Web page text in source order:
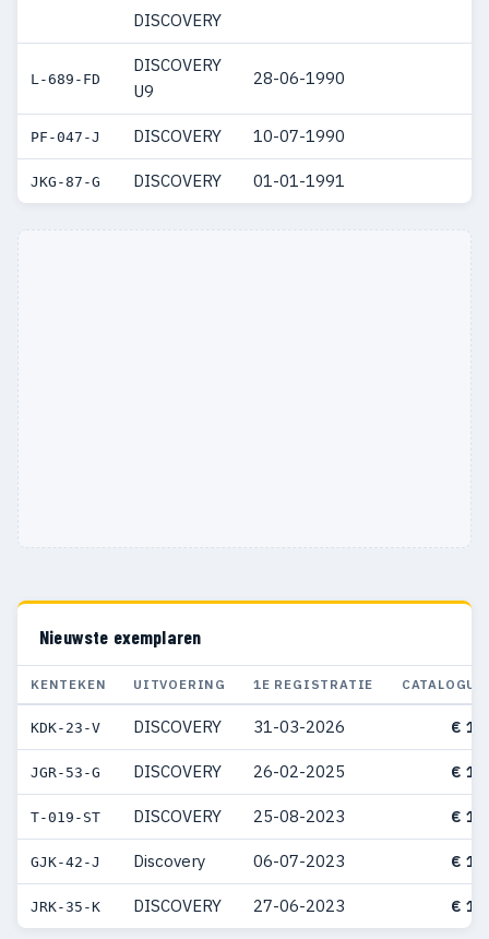
DISCOVERY
L-689-FD
DISCOVERY
U9
28-06-1990
PF-047-J DISCOVERY 10-07-1990
JKG-87-G DISCOVERY 01-01-1991
Nieuwste exemplaren
KENTEKEN UITVOERING 1E REGISTRATIE
KDK-23-V DISCOVERY 31-03-2026 €
JGR-53-G DISCOVERY 26-02-2025 €
T-019-ST DISCOVERY 25-08-2023 €
GJK-42-J Discovery 06-07-2023 €
JRK-35-K DISCOVERY 27-06-2023 €